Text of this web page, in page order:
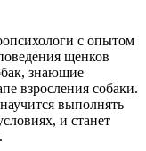
с опытом
щенков
знающие
взросления собаки.
выполнять
и станет